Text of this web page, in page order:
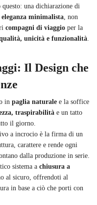
una dichiarazione di
eleganza minimalista, non
compagni di viaggio per la
unicità e funzionalità.
Il Design che
in paglia naturale e la soffice
traspirabilità e un tatto
il giorno.
a incrocio è la firma di un
carattere e rende ogni
dalla produzione in serie.
sistema a chiusura a
al sicuro, offrendoti al
in base a ciò che porti con